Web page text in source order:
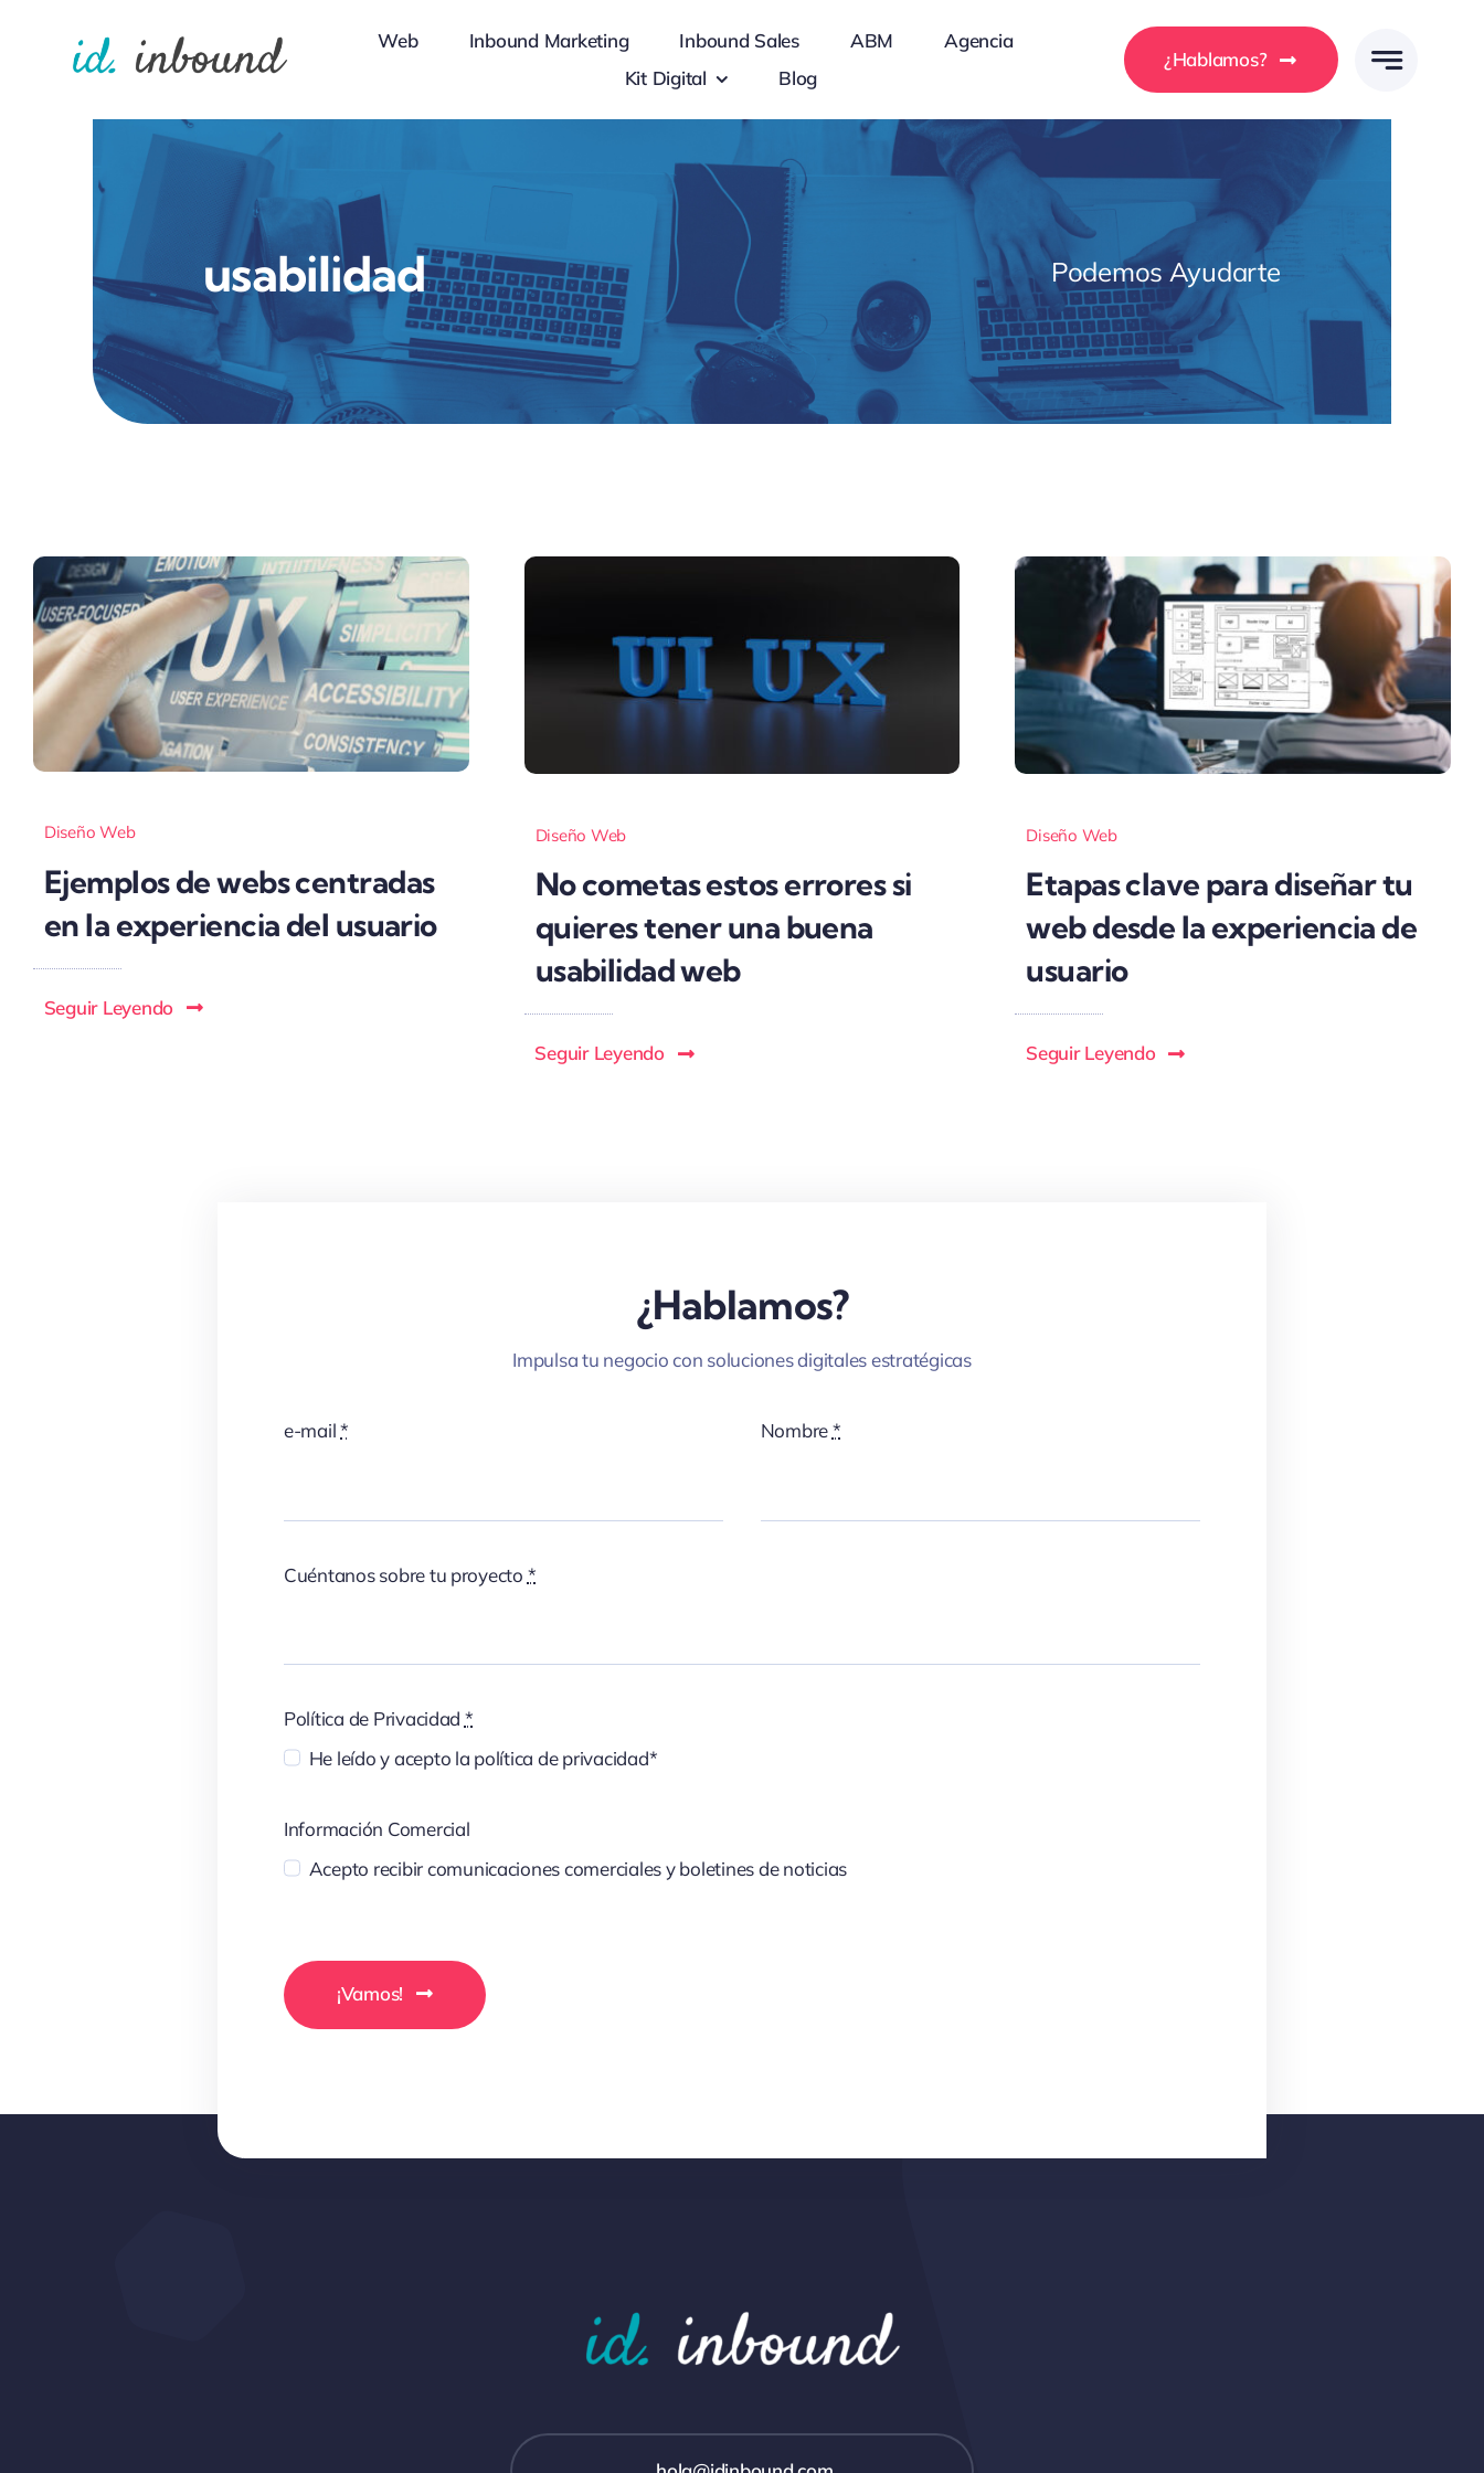
Web Inbound Marketing Inbound Sales ABM
Agencia
Kit Digital
Blog
¿Hablamos?
usabilidad Podemos Ayudarte
Diseño Web
Ejemplos de webs centradas
en la experiencia del usuario
Seguir Leyendo
Diseño Web
No cometas estos errores si
quieres tener una buena
usabilidad web
Seguir Leyendo
Diseño Web
Etapas clave para diseñar tu
web desde la experiencia de
usuario
Seguir Leyendo
¿Hablamos?
Impulsa tu negocio con soluciones digitales estratégicas
e-mail* Nombre*
Cuéntanos sobre tu proyecto *
Política de Privacidad *
He leído y acepto la política de privacidad*
Información Comercial
Acepto recibir comunicaciones comerciales y boletines de noticias
¡Vamos!